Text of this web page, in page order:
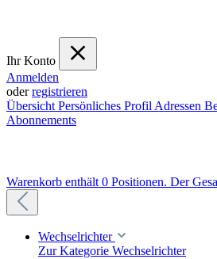
Ihr Konto
Anmelden
oderregistrieren
Übersicht Persönliches Profil Adressen
Abonnements
Warenkorb enthält 0 Positionen. Der
Wechselrichter
Zur Kategorie Wechselrichter